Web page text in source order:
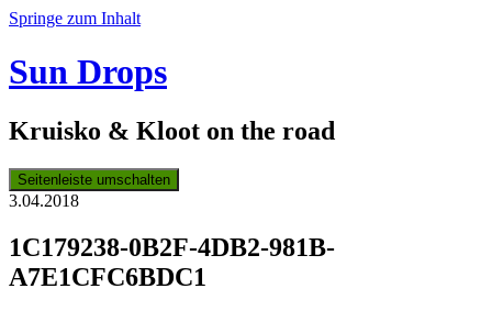
Springe zum Inhalt
Sun Drops
Kruisko & Kloot on the road
Seitenleiste umschalten
3.04.2018
1C179238-0B2F-4DB2-981B-
A7E1CFC6BDC1